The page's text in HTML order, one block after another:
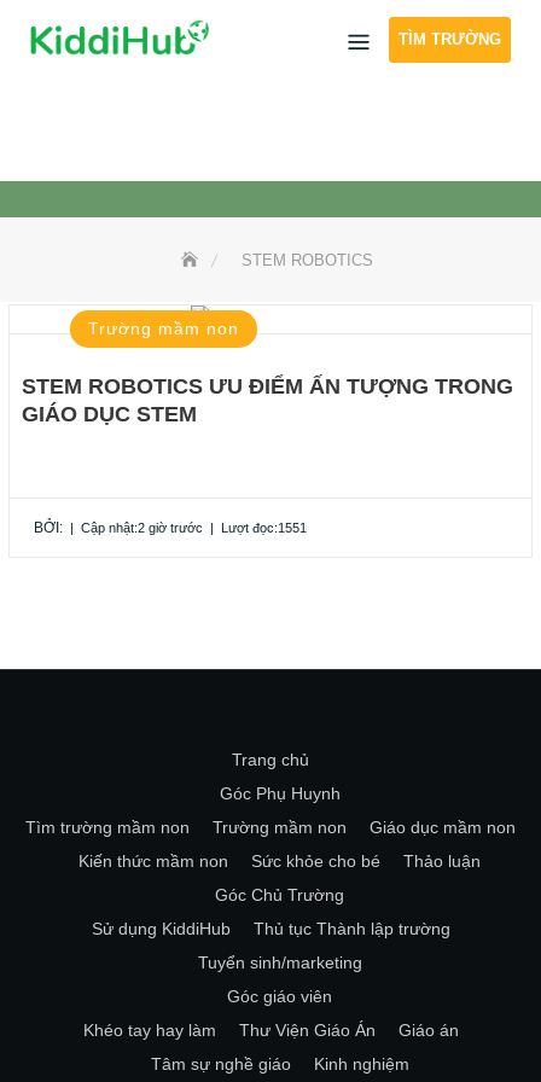
TÌM TRƯỜNG
STEM ROBOTICS
Trường mầm non
STEM ROBOTICS ƯU ĐIỂM ẤN TƯỢNG TRONG
GIÁO DỤC STEM
BỞI: | Cập nhật:2 giờ trước | Lượt đọc:1551
Trang chủ
Góc Phụ Huynh
Tìm trường mầm non
Trường mầm non
Giáo dục mầm non
Kiến thức mầm non
Sức khỏe cho bé
Thảo luận
Góc Chủ Trường
Sử dụng KiddiHub
Thủ tục Thành lập trường
Tuyển sinh/marketing
Góc giáo viên
Khéo tay hay làm
Thư Viện Giáo Án
Giáo án
Tâm sự nghề giáo
Kinh nghiệm